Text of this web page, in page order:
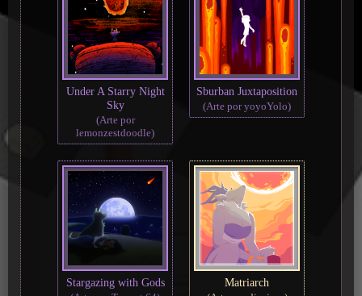
Under A Starry Night
Sky
(Arte por
lemonzestdoodle)
Sburban Juxtaposition
(Arte por yoyoYolo)
Stargazing with Gods Matriarch